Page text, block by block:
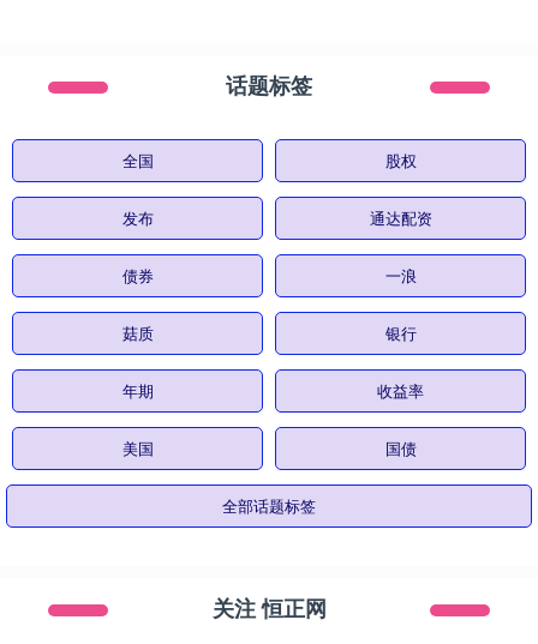
话题标签
全国 股权
发布 通达配资
债券 一浪
菇质 银行
年期 收益率
美国 国债
全部话题标签
关注 恒正网